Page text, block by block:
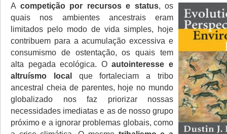
A competição por recursos e status, os
quais nos ambientes ancestrais eram
limitados pelo modo de vida simples, hoje
contribuem para a acumulação excessiva e
consumismo de ostentação, os quais tem
alta pegada ecológica. Oautointeresse e
altruísmo localque fortaleciam a tribo
ancestral cheia de parentes, hoje no mundo
globalizado nos faz priorizar nossas
necessidades imediatas e as de nosso grupo
próximo e a ignorar problemas globais, como